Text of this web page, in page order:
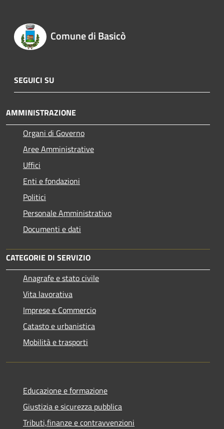
Comune di Basicò
SEGUICI SU
AMMINISTRAZIONE
Organi di Governo
Aree Amministrative
Uffici
Enti e fondazioni
Politici
Personale Amministrativo
Documenti e dati
CATEGORIE DI SERVIZIO
Anagrafe e stato civile
Vita lavorativa
Imprese e Commercio
Catasto e urbanistica
Mobilità e trasporti
Educazione e formazione
Giustizia e sicurezza pubblica
Tributi,finanze e contravvenzioni